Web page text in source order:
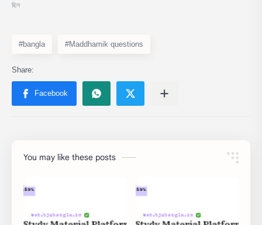
#bangla #Maddhamik questions
You may like these posts